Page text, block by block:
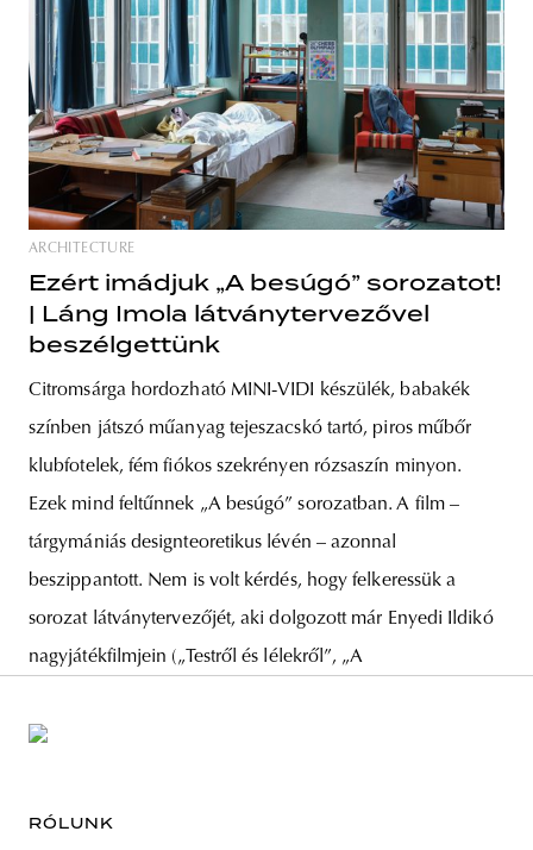
ARCHITECTURE
Ezért imádjuk „A besúgó” sorozatot!
| Láng Imola látványtervezővel
beszélgettünk
Citromsárga hordozható MINI-VIDI készülék, babakék
színben játszó műanyag tejeszacskó tartó, piros műbőr
klubfotelek, fém fiókos szekrényen rózsaszín minyon.
Ezek mind feltűnnek „A besúgó” sorozatban. A film –
tárgymániás designteoretikus lévén – azonnal
beszippantott. Nem is volt kérdés, hogy felkeressük a
sorozat látványtervezőjét, aki dolgozott már Enyedi Ildikó
nagyjátékfilmjein („Testről és lélekről”, „A
RÓLUNK